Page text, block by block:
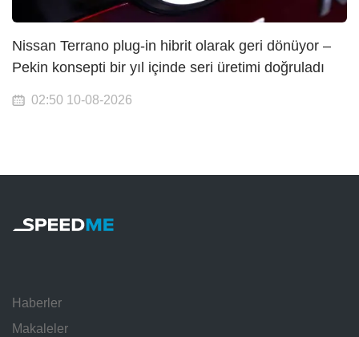
Nissan Terrano plug-in hibrit olarak geri dönüyor –
Pekin konsepti bir yıl içinde seri üretimi doğruladı
02:50 10-08-2026
Haberler
Makaleler